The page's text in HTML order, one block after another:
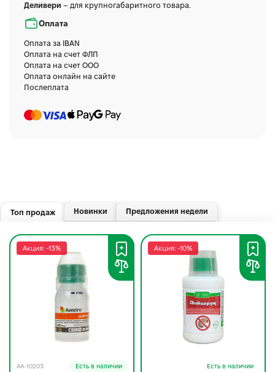
Деливери – для крупногабаритного товара.
Оплата
Оплата за IBAN
Оплата на счет ФЛП
Оплата на счет ООО
Оплата онлайн на сайте
Послеплата
Топ продаж Новинки Предложения недели
Акция: -13%
AA-10203 Есть в наличии
Акция: -10%
Есть в наличии